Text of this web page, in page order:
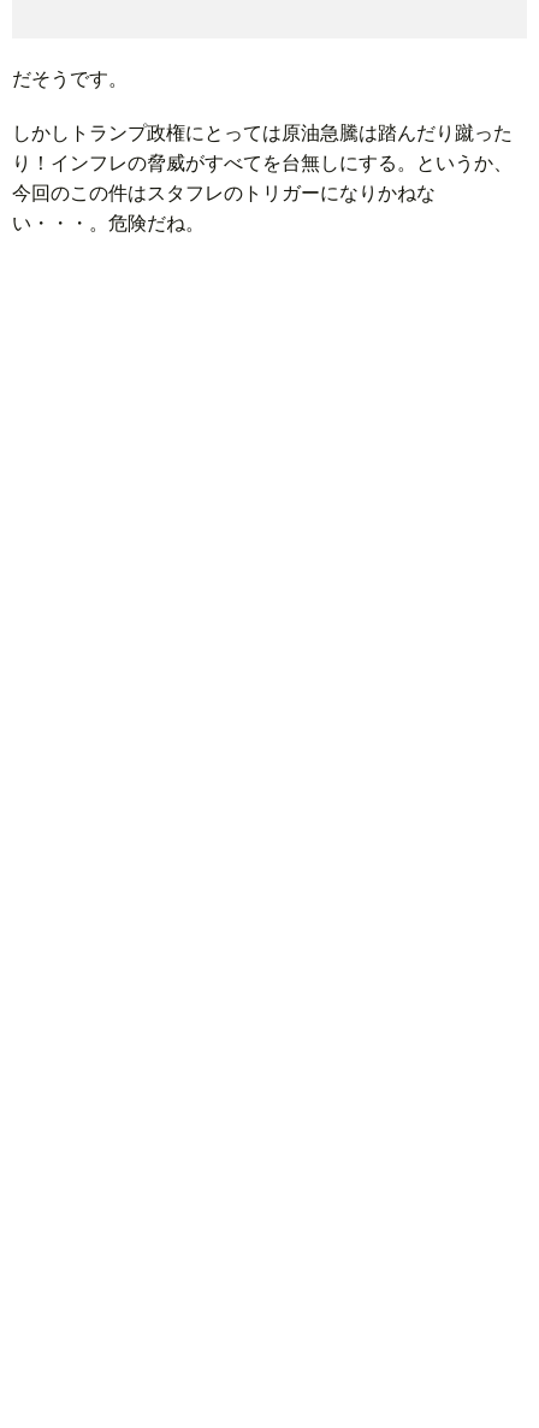
だそうです。
しかしトランプ政権にとっては原油急騰は踏んだり蹴った
り！インフレの脅威がすべてを台無しにする。というか、
今回のこの件はスタフレのトリガーになりかねな
い・・・。危険だね。